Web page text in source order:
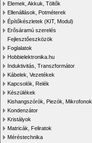
Elemek, Akkuk, Töltők
Ellenállások, Potméterek
Építőkészletek (KIT, Modul)
Erősáramú szerelés
Fejlesztőeszközök
Foglalatok
Hobbielektronika.hu
Induktivitás, Transzformátor
Kábelek, Vezetékek
Kapcsolók, Relék
Készülékek
Kishangszórók, Piezók, Mikrofonok
Kondenzátor
Kristályok
Matricák, Feliratok
Méréstechnika